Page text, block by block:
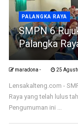
PALANGKA RAYA
SMPN 6
Palangka
maradona - 25
Lensakalteng.com -
Raya yang telah lulus
Pengumuman ini ...